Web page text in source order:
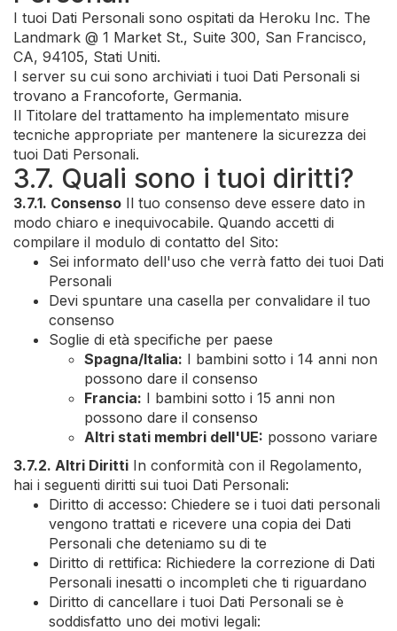
I tuoi Dati Personali sono ospitati da Heroku Inc. The
Landmark @ 1 Market St., Suite 300, San Francisco,
CA, 94105, Stati Uniti.
I server su cui sono archiviati i tuoi Dati Personali si
trovano a Francoforte, Germania.
Il Titolare del trattamento ha implementato misure
tecniche appropriate per mantenere la sicurezza dei
tuoi Dati Personali.
3.7. Quali sono i tuoi diritti?
3.7.1. Consenso Il tuo consenso deve essere dato in
modo chiaro e inequivocabile. Quando accetti di
compilare il modulo di contatto del Sito:
Sei informato dell'uso che verrà fatto dei tuoi Dati
Personali
Devi spuntare una casella per convalidare il tuo
consenso
Soglie di età specifiche per paese
Spagna/Italia: I bambini sotto i 14 anni non
possono dare il consenso
Francia: I bambini sotto i 15 anni non
possono dare il consenso
Altri stati membri dell'UE: possono variare
3.7.2. Altri Diritti In conformità con il Regolamento,
hai i seguenti diritti sui tuoi Dati Personali:
Diritto di accesso: Chiedere se i tuoi dati personali
vengono trattati e ricevere una copia dei Dati
Personali che deteniamo su di te
Diritto di rettifica: Richiedere la correzione di Dati
Personali inesatti o incompleti che ti riguardano
Diritto di cancellare i tuoi Dati Personali se è
soddisfatto uno dei motivi legali: